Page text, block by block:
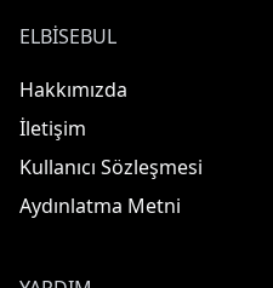
ELBISEBUL
Hakkımızda
İletişim
Kullanıcı Sözleşmesi
Aydınlatma Metni